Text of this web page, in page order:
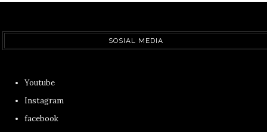
SOSIAL MEDIA
Youtube
Instagram
facebook